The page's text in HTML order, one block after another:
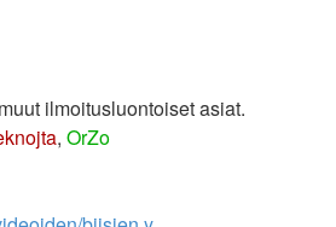
ilmoitusluontoiset asiat.
, OrZo